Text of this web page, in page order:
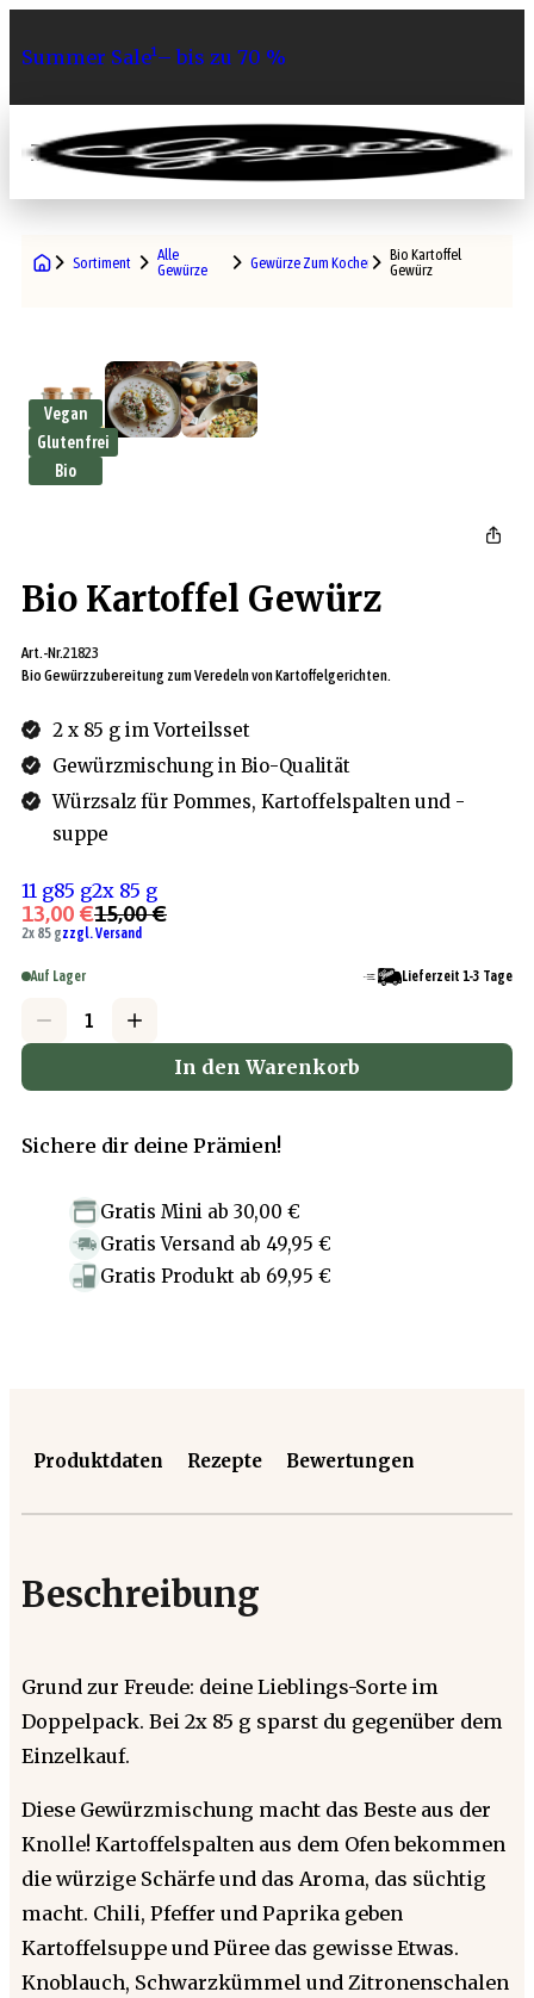
Summer Sale¹– bis zu 70 %
0
Sortiment
Alle
Gewürze
Gewürze Zum Kochen
Bio Kartoffel
Gewürz
Vegan
Glutenfrei
Bio
Bio Kartoffel Gewürz
Art.-Nr.21823
Bio Gewürzzubereitung zum Veredeln von Kartoffelgerichten.
2 x 85 g im Vorteilsset
Gewürzmischung in Bio-Qualität
Würzsalz für Pommes, Kartoffelspalten und -
suppe
11 g85 g2x 85 g
13,00 €15,00 €
2x 85 gzzgl. Versand
Auf Lager Lieferzeit 1-3 Tage
In den Warenkorb
Sichere dir deine Prämien!
Gratis Mini ab 30,00 €
Gratis Versand ab 49,95 €
Gratis Produkt ab 69,95 €
Produktdaten Rezepte Bewertungen
Beschreibung
Grund zur Freude: deine Lieblings-Sorte im
Doppelpack. Bei 2x 85 g sparst du gegenüber dem
Einzelkauf.
Diese Gewürzmischung macht das Beste aus der
Knolle! Kartoffelspalten aus dem Ofen bekommen
die würzige Schärfe und das Aroma, das süchtig
macht. Chili, Pfeffer und Paprika geben
Kartoffelsuppe und Püree das gewisse Etwas.
Knoblauch, Schwarzkümmel und Zitronenschalen